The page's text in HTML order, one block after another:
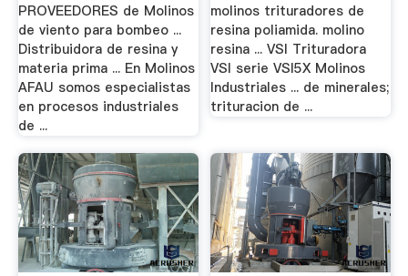
PROVEEDORES de Molinos
de viento para bombeo ...
Distribuidora de resina y
materia prima ... En Molinos
AFAU somos especialistas
en procesos industriales
de ...
molinos trituradores de
resina poliamida. molino
resina ... VSI Trituradora
VSI serie VSI5X Molinos
Industriales ... de minerales;
trituracion de ...